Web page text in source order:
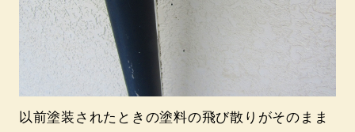
以前塗装されたときの塗料の飛び散りがそのまま